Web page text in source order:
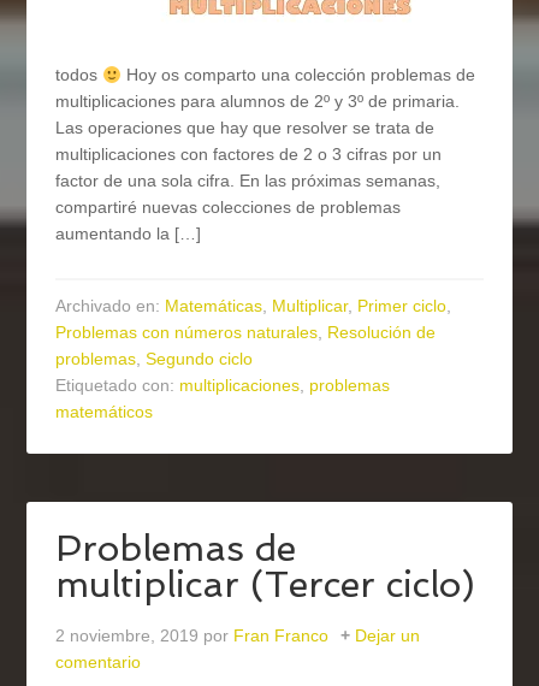
todos
Hoy os comparto una colección problemas de
multiplicaciones para alumnos de 2º y 3º de primaria.
Las operaciones que hay que resolver se trata de
multiplicaciones con factores de 2 o 3 cifras por un
factor de una sola cifra. En las próximas semanas,
compartiré nuevas colecciones de problemas
aumentando la […]
Archivado en: Matemáticas, Multiplicar, Primer ciclo,
Problemas con números naturales, Resolución de
problemas,Segundo ciclo
Etiquetado con: multiplicaciones, problemas
matemáticos
Problemas de
multiplicar (Tercer ciclo)
2 noviembre, 2019 por Fran Franco
Dejar un
comentario